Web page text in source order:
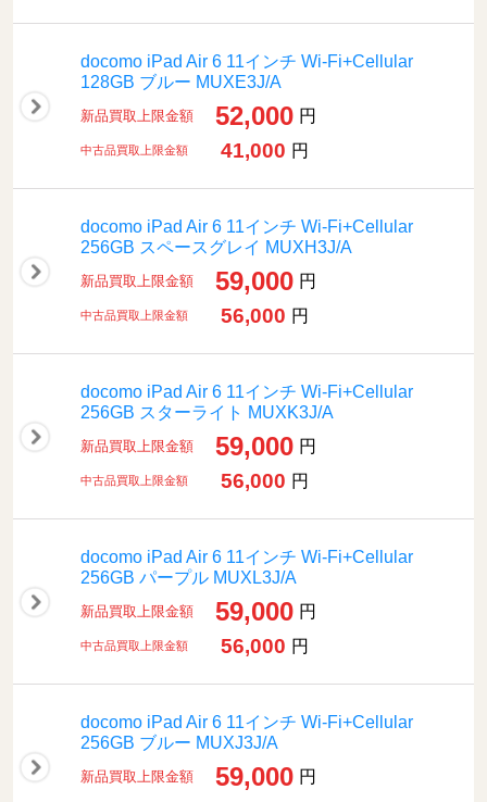
docomo iPad Air 6 11インチ Wi-Fi+Cellular
128GB ブルー MUXE3J/A
新品買取上限金額 52,000 円
中古品買取上限金額 41,000 円
docomo iPad Air 6 11インチ Wi-Fi+Cellular
256GB スペースグレイ MUXH3J/A
新品買取上限金額 59,000 円
中古品買取上限金額 56,000 円
docomo iPad Air 6 11インチ Wi-Fi+Cellular
256GB スターライト MUXK3J/A
新品買取上限金額 59,000 円
中古品買取上限金額 56,000 円
docomo iPad Air 6 11インチ Wi-Fi+Cellular
256GB パープル MUXL3J/A
新品買取上限金額 59,000 円
中古品買取上限金額 56,000 円
docomo iPad Air 6 11インチ Wi-Fi+Cellular
256GB ブルー MUXJ3J/A
新品買取上限金額 59,000 円